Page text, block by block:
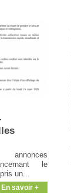
le
un...
En savoir +